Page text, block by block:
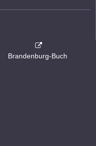
Brandenburg-Buch